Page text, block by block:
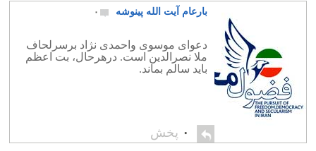
بارعام آیت الله پینوشه ۰
دعوای موسوی واحمدی نژاد برسرلحاف
ملا نصرالدین است. درهرحال، بت اعظم
باید سالم بماند.
۰ پخش